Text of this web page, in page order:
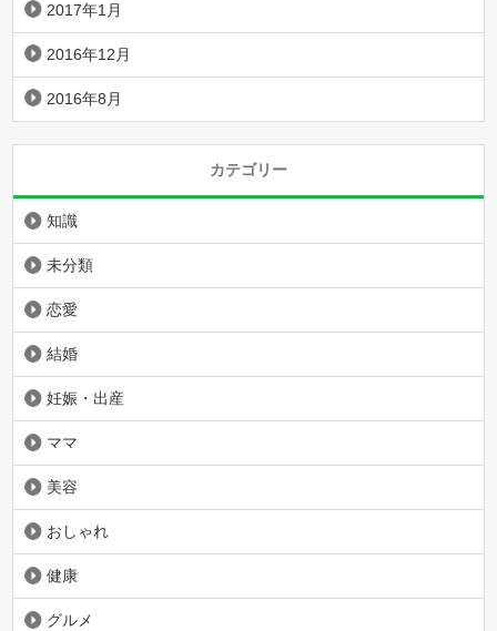
2017年1月
2016年12月
2016年8月
カテゴリー
知識
未分類
恋愛
結婚
妊娠・出産
ママ
美容
おしゃれ
健康
グルメ